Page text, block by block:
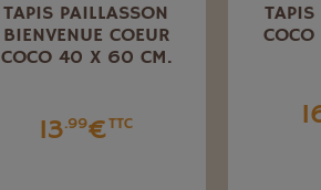
TAPIS PAILLASSON
BIENVENUE COEUR
COCO 40 X 60 CM.
13.99€TTC
TAPIS